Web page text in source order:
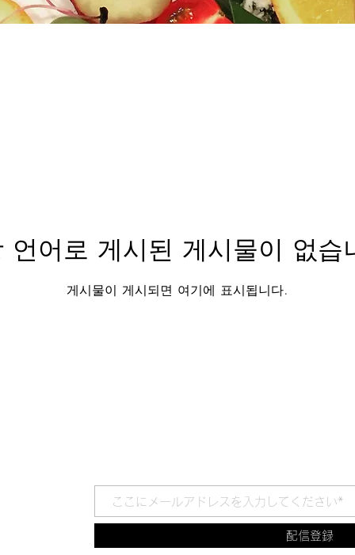
언어로 게시된 게시물이 없습
게시물이 게시되면 여기에 표시됩니다.
配信登録